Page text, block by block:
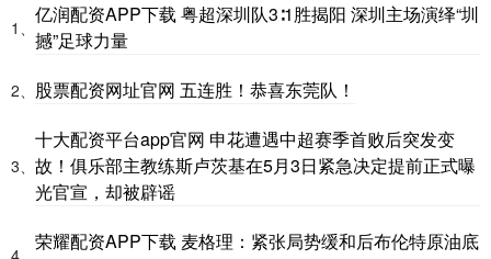
1、
亿润配资APP下载 粤超深圳队3∶1胜揭阳 深圳主场演绎“圳
撼”足球力量
2、 股票配资网址官网 五连胜！恭喜东莞队！
3、
十大配资平台app官网 申花遭遇中超赛季首败后突发变
故！俱乐部主教练斯卢茨基在5月3日紧急决定提前正式曝
光官宣，却被辟谣
荣耀配资APP下载 麦格理：紧张局势缓和后布伦特原油底